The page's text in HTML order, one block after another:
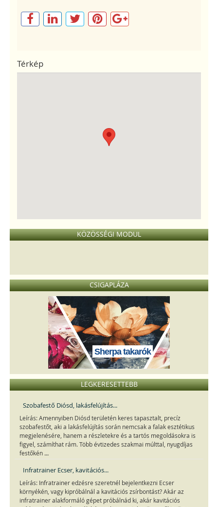
Térkép
KÖZÖSSÉGI MODUL
CSIGAPLÁZA
Sherpa takarók
LEGKERESETTEBB
Szobafestő Diósd, lakásfelújítás...
Leírás: Amennyiben Diósd területén keres tapasztalt, precíz
szobafestőt, aki a lakásfelújítás során nemcsak a falak esztétikus
megjelenésére, hanem a részletekre és a tartós megoldásokra is
figyel, számíthat rám. Több évtizedes szakmai múlttal, nyugdíjas
festőkén ...
Infratrainer Ecser, kavitációs...
Leírás: Infratrainer edzésre szeretnél bejelentkezni Ecser
környékén, vagy kipróbálnál a kavitációs zsírbontást? Akár az
infratrainer alakformáló gépet próbálnád ki, akár kavitációs